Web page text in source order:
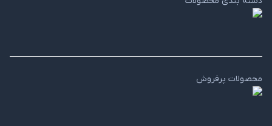
محصولات پرفروش